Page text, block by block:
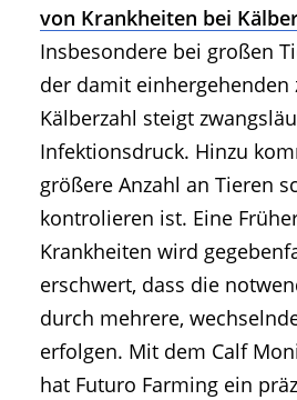
von Krankheiten bei
Insbesondere bei großen
der damit einhergehenden
Kälberzahl steigt
Infektionsdruck. Hinzu
größere Anzahl an Tieren
kontrolieren ist. Eine
Krankheiten wird
erschwert, dass die
durch mehrere,
erfolgen. Mit dem Calf
hat Futuro Farming ein